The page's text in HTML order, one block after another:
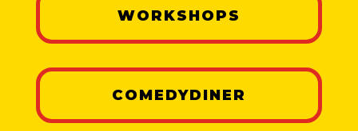
WORKSHOPS
COMEDYDINER